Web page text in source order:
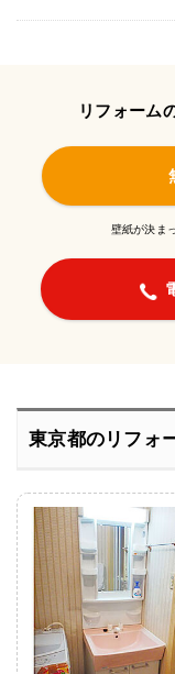
リフォーム
壁紙が決ま
東京都のリフォ